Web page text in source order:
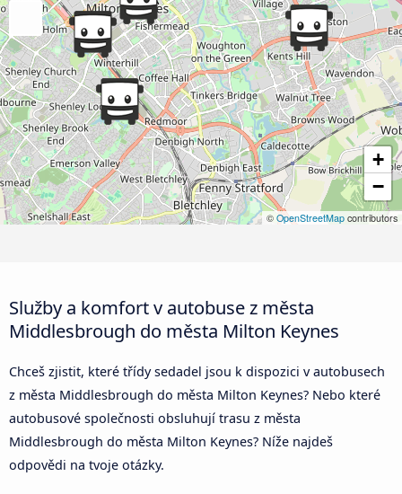
+
−
© OpenStreetMap contributors
Služby a komfort v autobuse z města
Middlesbrough do města Milton Keynes
Chceš zjistit, které třídy sedadel jsou k dispozici v autobusech
z města Middlesbrough do města Milton Keynes? Nebo které
autobusové společnosti obsluhují trasu z města
Middlesbrough do města Milton Keynes? Níže najdeš
odpovědi na tvoje otázky.